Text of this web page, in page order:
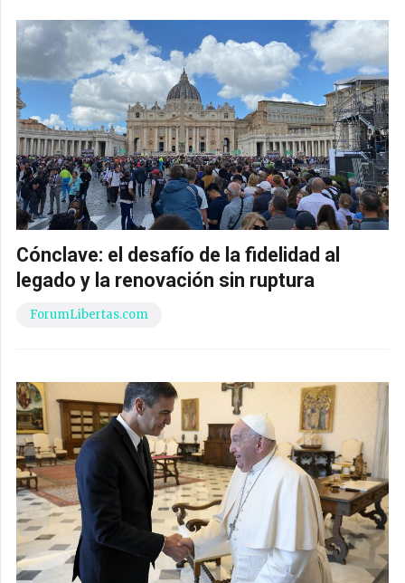
Cónclave: el desafío de la fidelidad al
legado y la renovación sin ruptura
ForumLibertas.com